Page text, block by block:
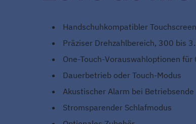
Handschuhkompatibler Touchscreen
Präziser Drehzahlbereich, 300 bis
One-Touch-Vorauswahloptionen
Dauerbetrieb oder Touch-Modus
Akustischer Alarm bei Betriebsende
Stromsparender Schlafmodus